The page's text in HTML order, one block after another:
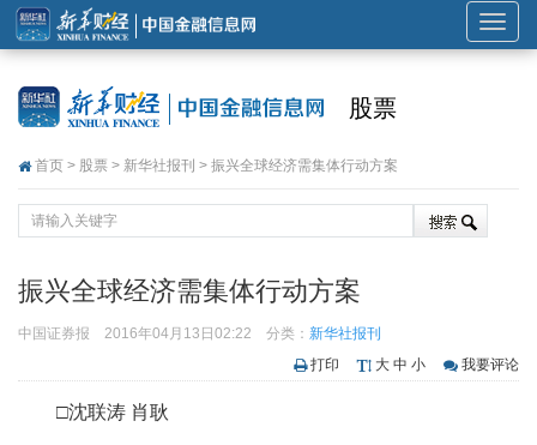
展
开
股票
首页 > 股票 > 新华社报刊 > 振兴全球经济需集体行动方案
振兴全球经济需集体行动方案
中国证券报 2016年04月13日02:22 分类： 新华社报刊
打印
大 中 小 我要评论
□沈联涛 肖耿